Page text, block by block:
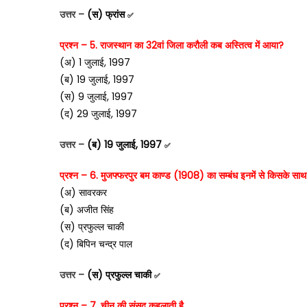
उत्तर – (स) फ्रांस ✅
प्रश्न – 5. राजस्थान का 32वां जिला करौली कब अस्तित्व में आया?
(अ) 1 जुलाई, 1997
(ब) 19 जुलाई, 1997
(स) 9 जुलाई, 1997
(द) 29 जुलाई, 1997
उत्तर – (ब) 19 जुलाई, 1997 ✅
प्रश्न – 6. मुजफ्फरपुर बम काण्ड (1908) का सम्बंध इनमें से किसके
(अ) सावरकर
(ब) अजीत सिंह
(स) प्रफुल्ल चाकी
(द) बिपिन चन्द्र पाल
उत्तर – (स) प्रफुल्ल चाकी ✅